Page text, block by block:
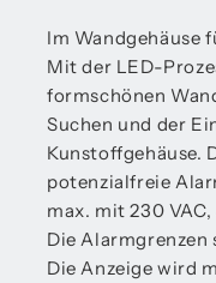
Im Wandgehäuse
Mit der LED-
formschönen
Suchen und der
Kunstoffgehäuse.
potenzialfreie
max. mit 230
Die Alarmgrenzen
Die Anzeige wird